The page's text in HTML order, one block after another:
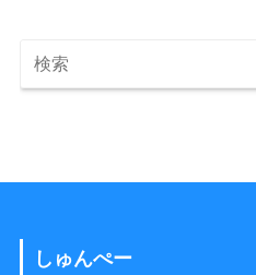
しゅんぺー